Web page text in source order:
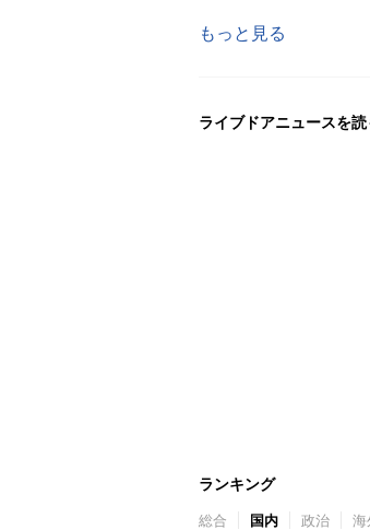
もっと見る
ライブドアニュースを読
ランキング
総合 国内 政治 海